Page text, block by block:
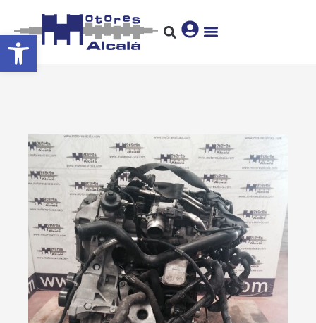
Abrir barra de herramientas